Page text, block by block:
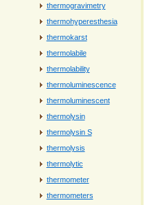
thermogravimetry
thermohyperesthesia
thermokarst
thermolabile
thermolability
thermoluminescence
thermoluminescent
thermolysin
thermolysin S
thermolysis
thermolytic
thermometer
thermometers